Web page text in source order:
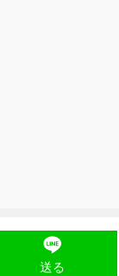
送る